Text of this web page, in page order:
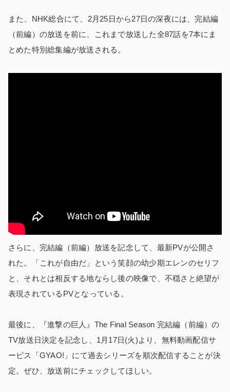
また、NHK総合にて、2月25日から27日の深夜には、完結編
（前編）の放送を前に、これまで放送した全87話を7本にま
とめた特別総集編が放送される。
さらに、完結編（前編）放送を記念して、最新PVが公開さ
れた。「これが自由だ」という笑顔の幼少期エレンのセリフ
と、それとは相反する地ならし後の映像で、不穏さと絶望が
表現されているPVとなっている。
最後に、『進撃の巨人』The Final Season 完結編（前編）の
TV放送日決定を記念し、1月17日(火)より、無料動画配信サ
ービス「GYAO!」にて過去シリーズを順次配信することが決
定。ぜひ、放送前にチェックしてほしい。